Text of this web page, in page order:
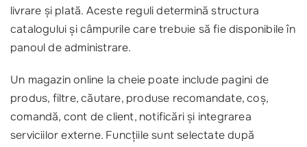
livrare și plată. Aceste reguli determină structura
catalogului și câmpurile care trebuie să fie disponibile în
panoul de administrare.
Un magazin online la cheie poate include pagini de
produs, filtre, căutare, produse recomandate, coș,
comandă, cont de client, notificări și integrarea
serviciilor externe. Funcțiile sunt selectate după